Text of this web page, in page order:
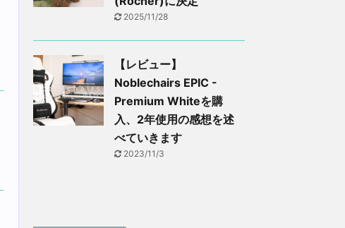
2025/11/28
【レビュー】
Noblechairs EPIC -
Premium Whiteを購
入、2年使用の感想を述
べていきます
2023/11/3